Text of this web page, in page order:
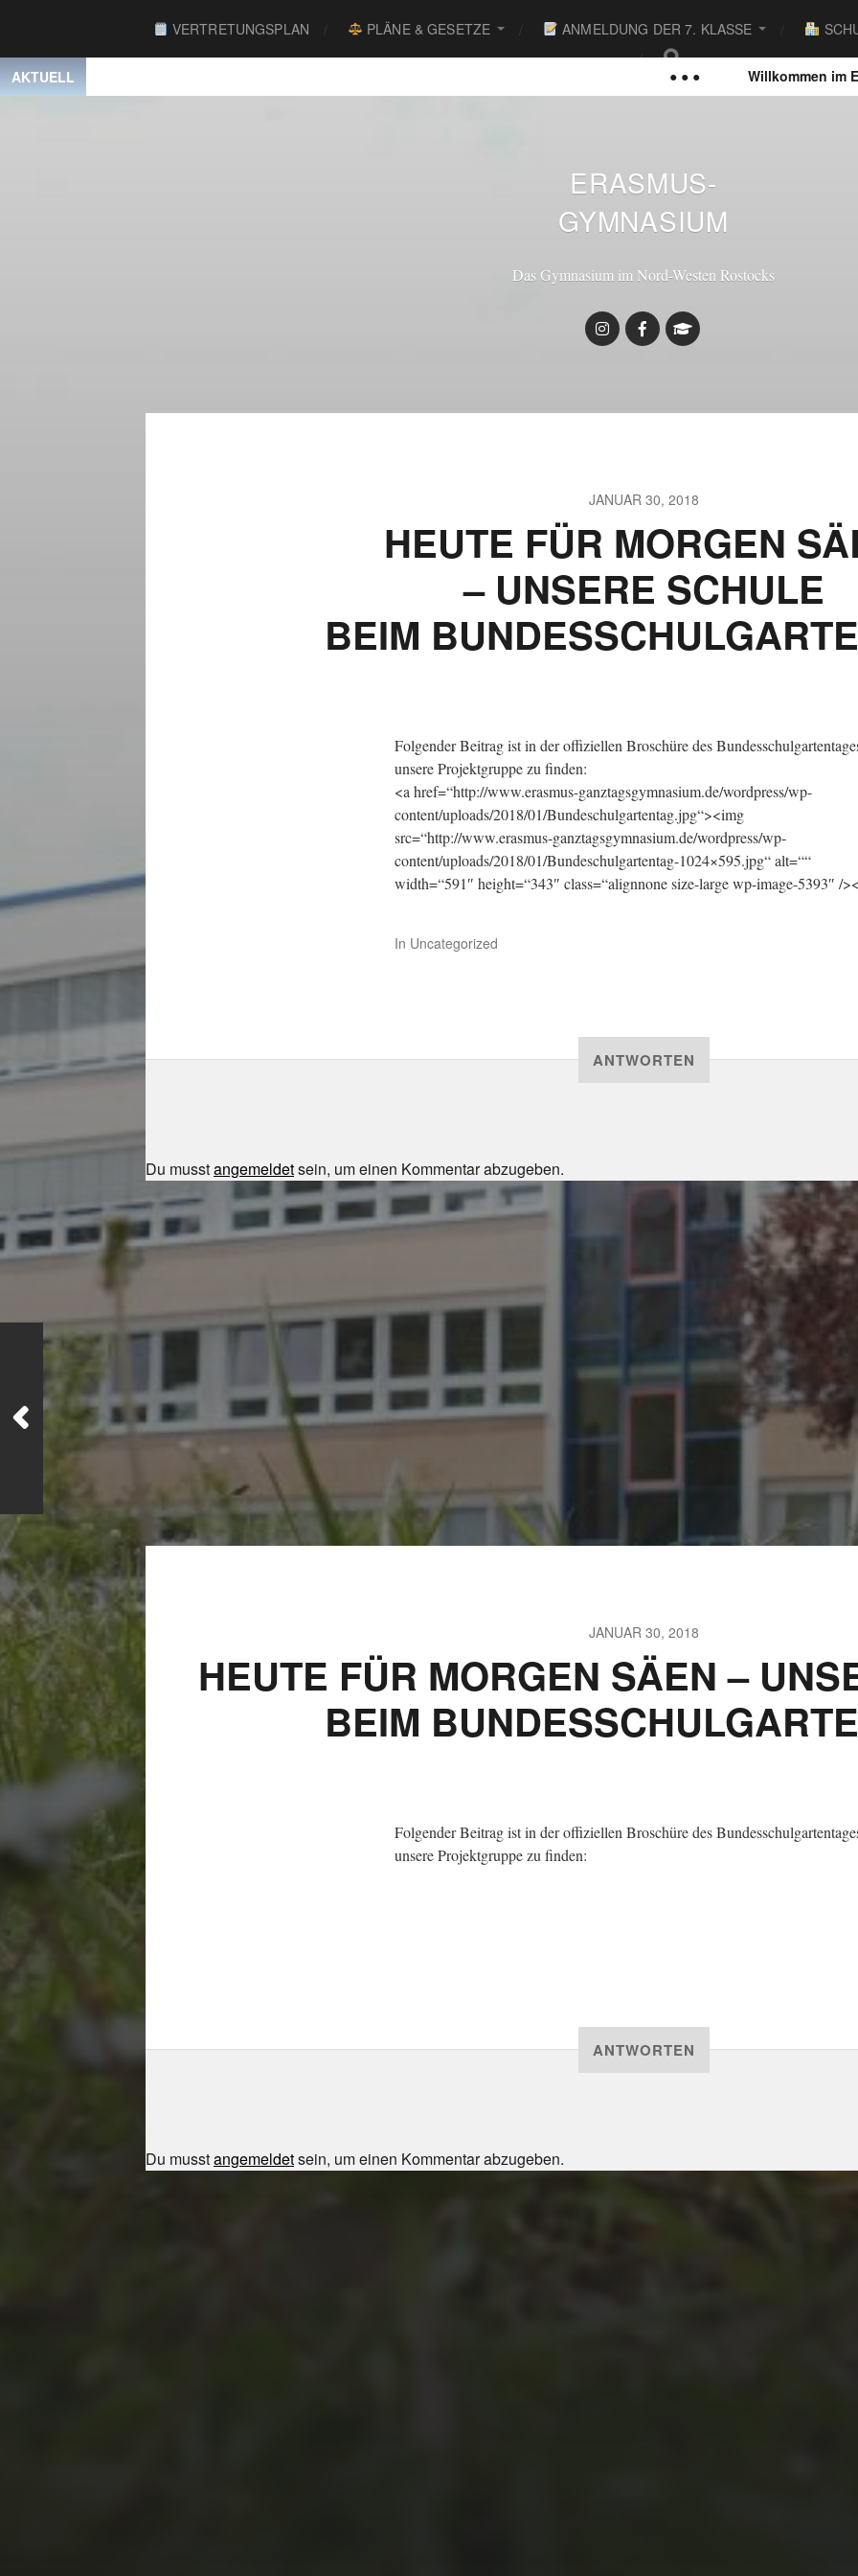
VERTRETUNGSPLAN PLÄNE & GESETZE ANMELDUNG DER 7. KLASSE
AKTUELL Willkommen im Erasmus-
ERASMUS-
GYMNASIUM
Das Gymnasium im Nord-Westen Rostocks
JANUAR 30, 2018
HEUTE FÜR MORGEN
– UNSERE SCHULE
BEIM
Folgender Beitrag ist in der offiziellen Broschüre des
unsere Projektgruppe zu finden:
<a href=“http://www.erasmus-ganztagsgymnasium.de/wordpress/wp-
content/uploads/2018/01/Bundeschulgartentag.jpg“><img
src=“http://www.erasmus-ganztagsgymnasium.de/wordpress/wp-
content/uploads/2018/01/Bundeschulgartentag-1024×595.jpg“ alt=““
width=“591″ height=“343″ class=“alignnone size-large wp-image-5393″ /
In Uncategorized
ANTWORTEN
Du musstangemeldetsein, um einen Kommentar abzugeben.
JULI 8, 2026
UNSER
SCHUL-/SPORTFEST
2026
UNSER JAHRBUCH
2025/2026
JANUAR 30, 2018
HEUTE FÜR MORGEN SÄEN –
BEIM
Folgender Beitrag ist in der offiziellen Broschüre des
unsere Projektgruppe zu finden:
ANTWORTEN
Du musstangemeldetsein, um einen Kommentar abzugeben.